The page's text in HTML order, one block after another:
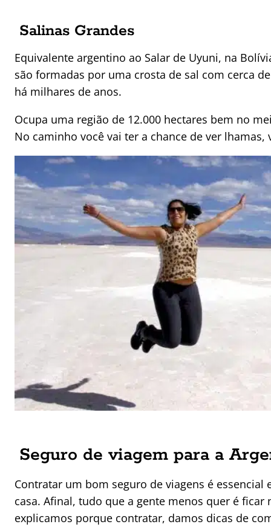
Salinas Grandes
Equivalente argentino ao Salar de Uyuni, na
são formadas por uma crosta de sal com cerca
há milhares de anos.
Ocupa uma região de 12.000 hectares bem no
No caminho você vai ter a chance de ver
Seguro de viagem para a
Contratar um bom seguro de viagens é
casa. Afinal, tudo que a gente menos quer é
explicamos porque contratar, damos dicas de